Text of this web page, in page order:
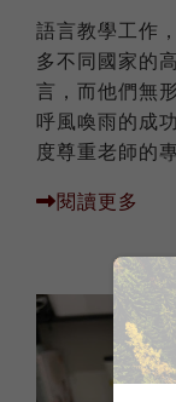
語言教學工作
多不同國家的
言，而他們無
呼風喚雨的成
度尊重老師的
閱讀更多